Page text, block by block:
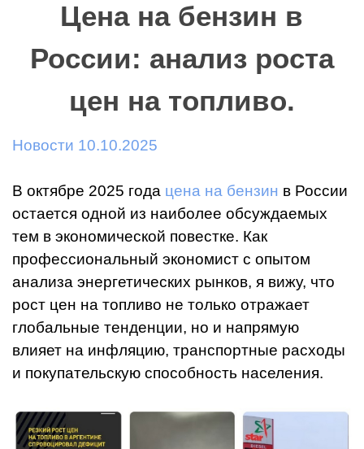
Цена на бензин в
России: анализ роста
цен на топливо.
Новости 10.10.2025
В октябре 2025 года цена на бензин в России
остается одной из наиболее обсуждаемых
тем в экономической повестке. Как
профессиональный экономист с опытом
анализа энергетических рынков, я вижу, что
рост цен на топливо не только отражает
глобальные тенденции, но и напрямую
влияет на инфляцию, транспортные расходы
и покупательскую способность населения.